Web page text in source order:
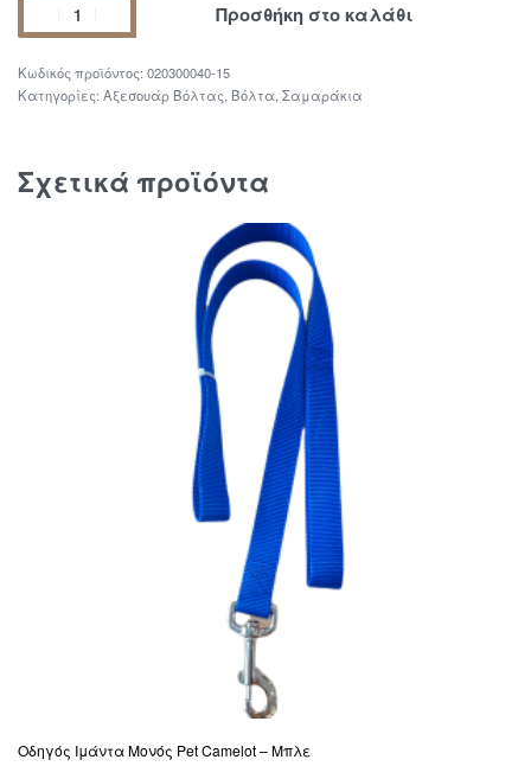
Προσθήκη στο καλάθι
020300040-15
Κατηγορίες: Αξεσουάρ Βόλτας, Βόλτα, Σαμαράκια
Σχετικά προϊόντα
Οδηγός Ιμάντα Μονός Pet Camelot – Μπλε